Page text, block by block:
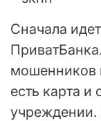
Сначала
мошенников
есть карта и
учреждении.